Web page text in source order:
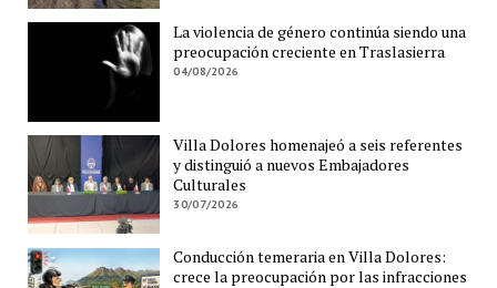
La violencia de género continúa siendo una
preocupación creciente en Traslasierra
04/08/2026
Villa Dolores homenajeó a seis referentes
y distinguió a nuevos Embajadores
Culturales
30/07/2026
Conducción temeraria en Villa Dolores:
crece la preocupación por las infracciones